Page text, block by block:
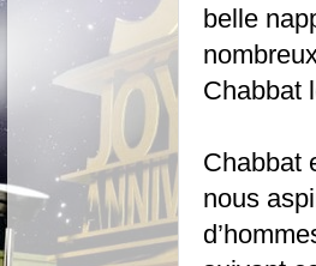
belle
Chabbat
Chabbat
nous